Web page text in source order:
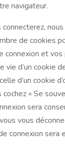
navigateur.
de cookies
connexion et vos
vie d’un cookie
d’un cookie
cochez « Se
sera
vous
connexion sera